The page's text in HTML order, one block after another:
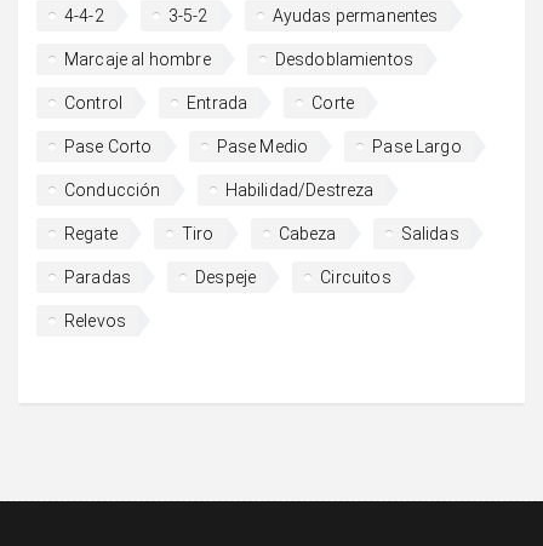
4-4-2 3-5-2 Ayudas permanentes
Marcaje al hombre Desdoblamientos
Control Entrada Corte
Pase Corto Pase Medio Pase Largo
Conducción Habilidad/Destreza
Regate Tiro Cabeza Salidas
Paradas Despeje Circuitos
Relevos